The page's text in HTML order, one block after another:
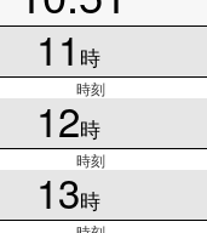
11 時
時刻
12時
時刻
13時